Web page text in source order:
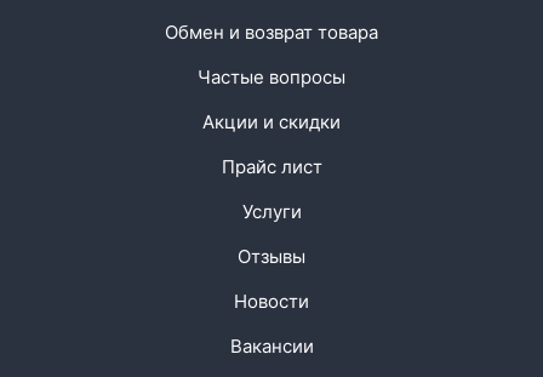
Обмен и возврат товара
Частые вопросы
Акции и скидки
Прайс лист
Услуги
Отзывы
Новости
Вакансии